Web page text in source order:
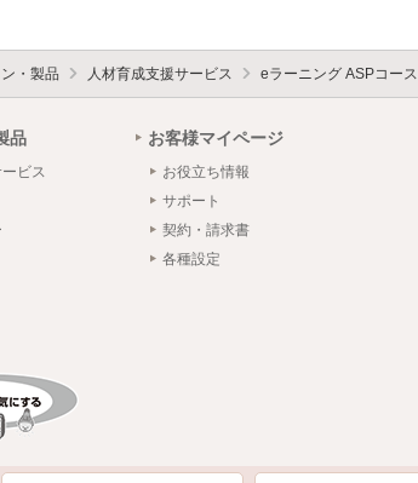
・製品 人材育成支援サービス eラーニング ASPコース
品
ビス
お客様マイページ
お役立ち情報
サポート
契約・請求書
各種設定